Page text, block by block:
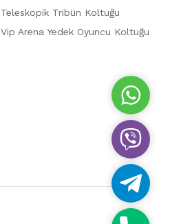
Teleskopik Tribün Koltuğu
Vip Arena Yedek Oyuncu Koltuğu
W
h
a
t
s
A
p
V
i
b
e
T
e
l